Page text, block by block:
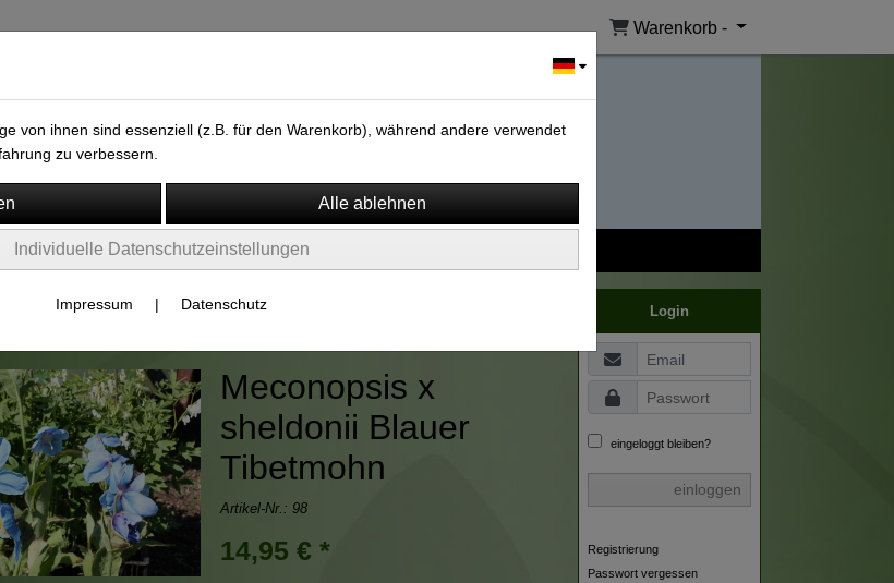
Warenkorb -
Meconopsis x
sheldonii Blauer
Tibetmohn
Artikel-Nr.: 98
14,95 € *
Login
eingeloggt bleiben?
einloggen
Registrierung
Passwort vergessen
von ihnen sind essenziell (z.B. für den Warenkorb), während andere verwendet
zu verbessern.
Individuelle Datenschutzeinstellungen
Impressum | Datenschutz